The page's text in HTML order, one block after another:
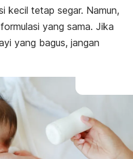
kecil tetap segar. Namun,
yang sama. Jika
yang bagus, jangan